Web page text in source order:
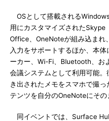
OSとして搭載される
用にカスタマイズされた
Office、OneNoteが組み込まれ
入力をサポートするほか、本
ーカー、Wi-Fi、Bluetooth、お
会議システムとして利用可能
き出されたメモをスマホで撮
テンツを自分のOneNoteにその
同イベントでは、Surface